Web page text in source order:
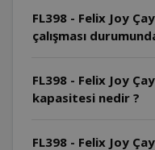
FL398 - Felix Joy
çalışması
FL398 - Felix Joy Çay
kapasitesi nedir ?
FL398 - Felix Joy